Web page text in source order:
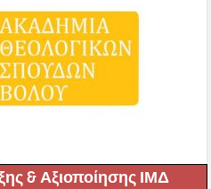
& Αξιοποίησης ΙΜΔ